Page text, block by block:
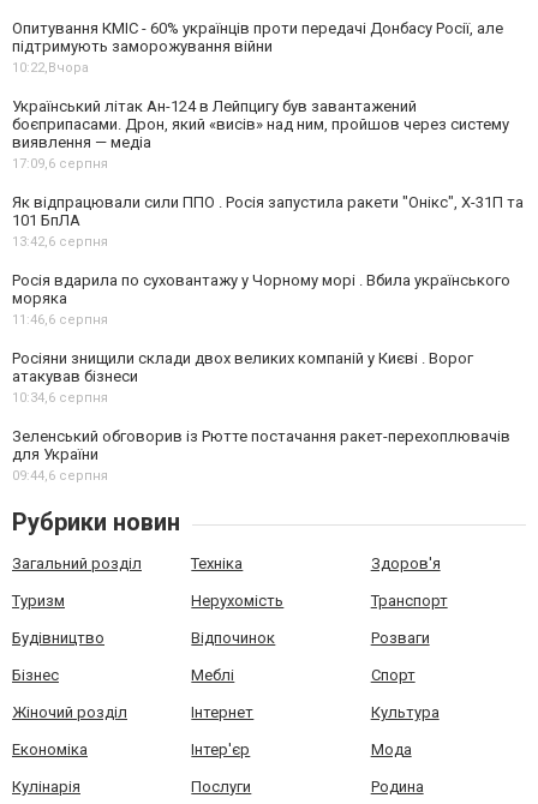
Опитування КМІС - 60% українців проти передачі Донбасу Росії, але
підтримують заморожування війни
10:22, Вчора
Український літак Ан-124 в Лейпцигу був завантажений
боєприпасами. Дрон, який «висів» над ним, пройшов через систему
виявлення — медіа
17:09,6 серпня
Як відпрацювали сили ППО . Росія запустила ракети "Онікс", Х-31П та
101 БпЛА
13:42,6 серпня
Росія вдарила по суховантажу у Чорному морі . Вбила українського
моряка
11:46,6 серпня
Росіяни знищили склади двох великих компаній у Києві . Ворог
атакував бізнеси
10:34,6 серпня
Зеленський обговорив із Рютте постачання ракет-перехоплювачів
для України
09:44,6 серпня
Рубрики новин
Загальний розділ Техніка Здоров'я
Туризм Нерухомість Транспорт
Будівництво Відпочинок Розваги
Бізнес Меблі Спорт
Жіночий розділ Інтернет Культура
Економіка Інтер'єр Мода
Кулінарія Послуги Родина